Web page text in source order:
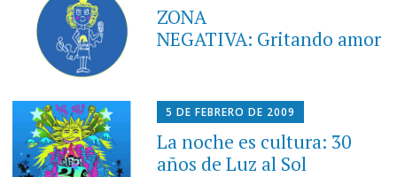
ZONA
NEGATIVA: Gritando amor
5 DE FEBRERO DE 2009
La noche es cultura: 30
años de Luz al Sol